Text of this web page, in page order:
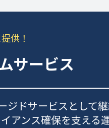
供！
サービス
ドサービスとして
アンス確保を支える